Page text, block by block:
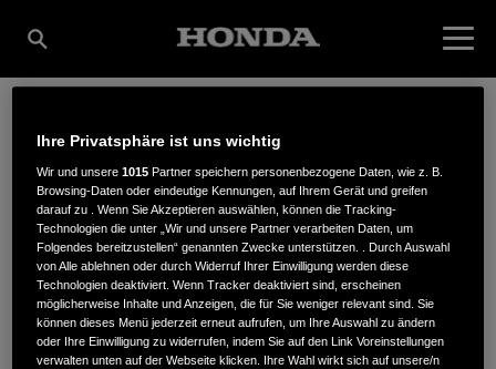
ZFS MOTORRADTREFF
VERTRIEBS GMBH
Dieselstr. 20,61239,Obermörlen
Ihre Privatsphäre ist uns wichtig
Wir und unsere1015 Partner speichern personenbezogene Daten, wie z. B.
Browsing-Daten oder eindeutige Kennungen, auf Ihrem Gerät und greifen
darauf zu . Wenn Sie Akzeptieren auswählen, können die Tracking-
Technologien die unter „Wir und unsere Partner verarbeiten Daten, um
Folgendes bereitzustellen“ genannten Zwecke unterstützen. . Durch Auswahl
von Alle ablehnen oder durch Widerruf Ihrer Einwilligung werden diese
Technologien deaktiviert. Wenn Tracker deaktiviert sind, erscheinen
möglicherweise Inhalte und Anzeigen, die für Sie weniger relevant sind. Sie
können dieses Menü jederzeit erneut aufrufen, um Ihre Auswahl zu ändern
oder Ihre Einwilligung zu widerrufen, indem Sie auf den Link Voreinstellungen
verwalten unten auf der Webseite klicken. Ihre Wahl wirkt sich auf unsere/n